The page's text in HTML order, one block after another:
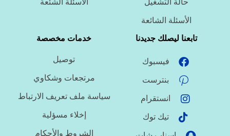
الأسئلة الشائعة
تابعنا ليصلك جديدنا
فيسبوك
بنترست
انستقرام
تيك توك
خدمات مخصصة
توصيل
مرتجعات وشكاوي
سياسة ملف تعريف الارتباط
إخلاء مسؤلية
الشروط والأحكام
ما نوع الملف؟
ما درجة الاستعجال؟
هل تحتاج تنسيقًا أو توثيق مراجع؟